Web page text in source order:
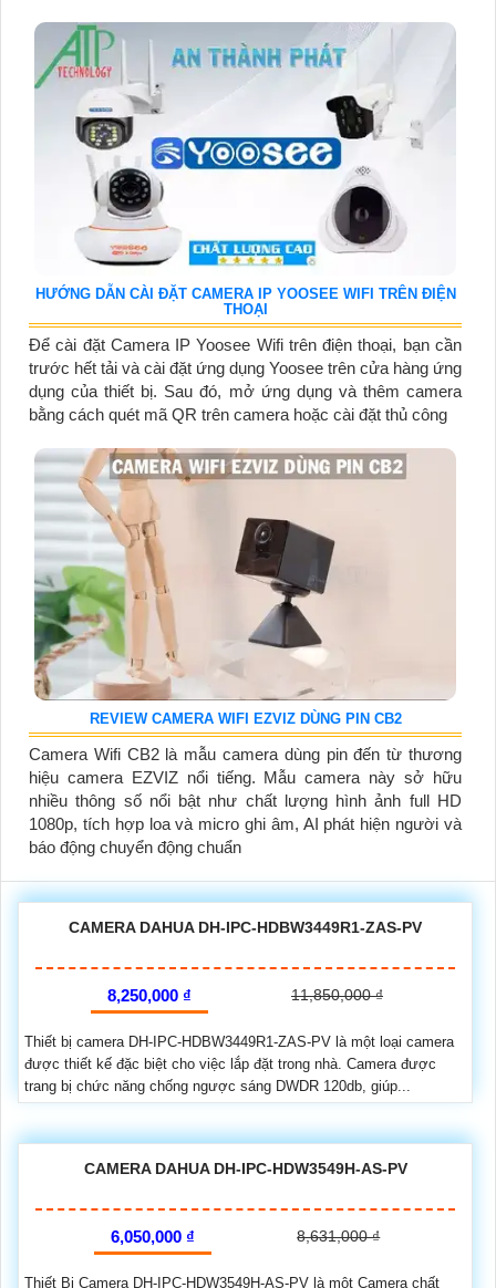
HƯỚNG DẪN CÀI ĐẶT CAMERA IP YOOSEE WIFI TRÊN ĐIỆN
THOẠI
Để cài đặt Camera IP Yoosee Wifi trên điện thoại, bạn cần
trước hết tải và cài đặt ứng dụng Yoosee trên cửa hàng ứng
dụng của thiết bị. Sau đó, mở ứng dụng và thêm camera
bằng cách quét mã QR trên camera hoặc cài đặt thủ công
REVIEW CAMERA WIFI EZVIZ DÙNG PIN CB2
Camera Wifi CB2 là mẫu camera dùng pin đến từ thương
hiệu camera EZVIZ nổi tiếng. Mẫu camera này sở hữu
nhiều thông số nổi bật như chất lượng hình ảnh full HD
1080p, tích hợp loa và micro ghi âm, AI phát hiện người và
báo động chuyển động chuẩn
CAMERA DAHUA DH-IPC-HDBW3449R1-ZAS-PV
8,250,000 ₫ 11,850,000 ₫
Thiết bị camera DH-IPC-HDBW3449R1-ZAS-PV là một loại camera
được thiết kế đặc biệt cho việc lắp đặt trong nhà. Camera được
trang bị chức năng chống ngược sáng DWDR 120db, giúp...
CAMERA DAHUA DH-IPC-HDW3549H-AS-PV
6,050,000 ₫ 8,631,000 ₫
Thiết Bị Camera DH-IPC-HDW3549H-AS-PV là một Camera chất